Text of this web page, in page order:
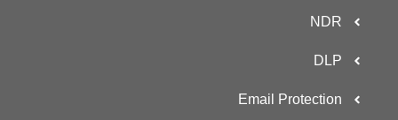
NDR
DLP
Email Protection